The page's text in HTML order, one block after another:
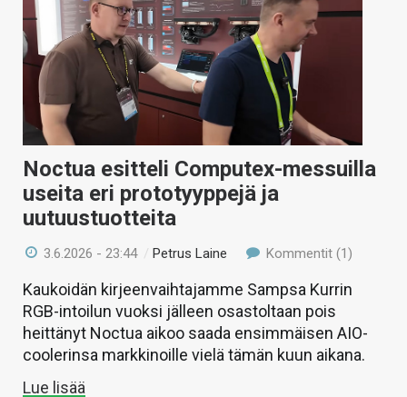
Noctua esitteli Computex-messuilla
useita eri prototyyppejä ja
uutuustuotteita
3.6.2026 - 23:44 /Petrus Laine Kommentit (1)
Kaukoidän kirjeenvaihtajamme Sampsa Kurrin
RGB-intoilun vuoksi jälleen osastoltaan pois
heittänyt Noctua aikoo saada ensimmäisen AIO-
coolerinsa markkinoille vielä tämän kuun aikana.
Lue lisää